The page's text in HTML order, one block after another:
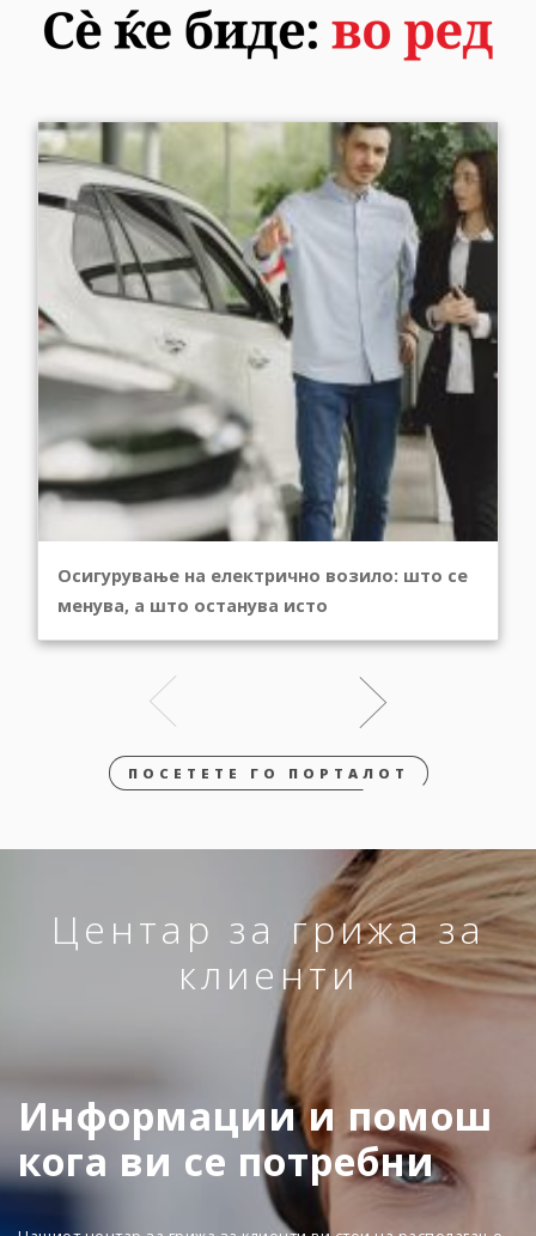
Осигурување на електрично возило: што се
менува, а што останува исто
ПОСЕТЕТЕ ГО ПОРТАЛОТ
Центар за грижа за
клиенти
Информации и помош
кога ви се потребни